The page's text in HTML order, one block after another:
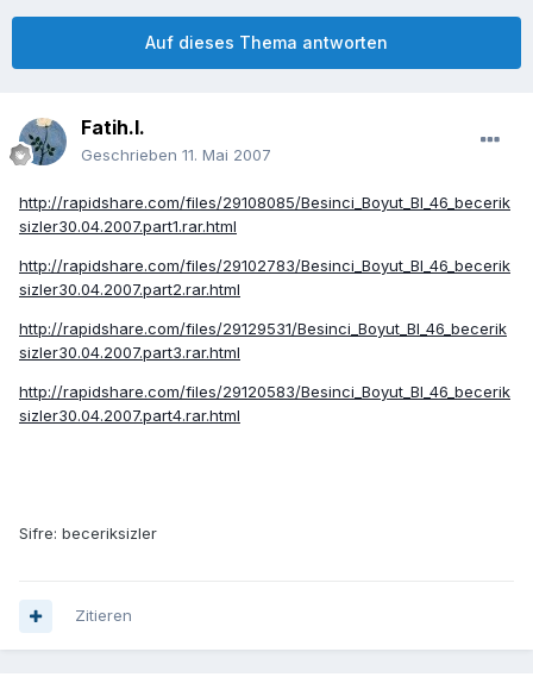
Auf dieses Thema antworten
Fatih.I.
Geschrieben 11. Mai 2007
http://rapidshare.com/files/29108085/Besinci_Boyut_Bl_46_becerik
sizler30.04.2007.part1.rar.html
http://rapidshare.com/files/29102783/Besinci_Boyut_Bl_46_becerik
sizler30.04.2007.part2.rar.html
http://rapidshare.com/files/29129531/Besinci_Boyut_Bl_46_becerik
sizler30.04.2007.part3.rar.html
http://rapidshare.com/files/29120583/Besinci_Boyut_Bl_46_becerik
sizler30.04.2007.part4.rar.html
Sifre: beceriksizler
Zitieren